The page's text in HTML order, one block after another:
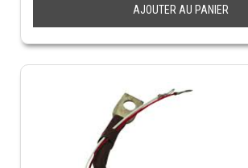
AJOUTER AU PANIER